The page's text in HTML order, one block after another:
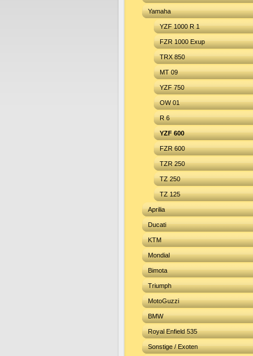
Yamaha
YZF 1000 R 1
FZR 1000 Exup
TRX 850
MT 09
YZF 750
OW 01
R 6
YZF 600
FZR 600
TZR 250
TZ 250
TZ 125
Aprilia
Ducati
KTM
Mondial
Bimota
Triumph
MotoGuzzi
BMW
Royal Enfield 535
Sonstige / Exoten